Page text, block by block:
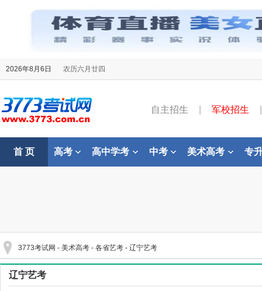
2026年8月6日 农历六月廿四
自主招生 军校招生
首 页 高考 高中学考 中考 美术高考 专
3773考试网 - 美术高考 - 各省艺考 - 辽宁艺考
辽宁艺考